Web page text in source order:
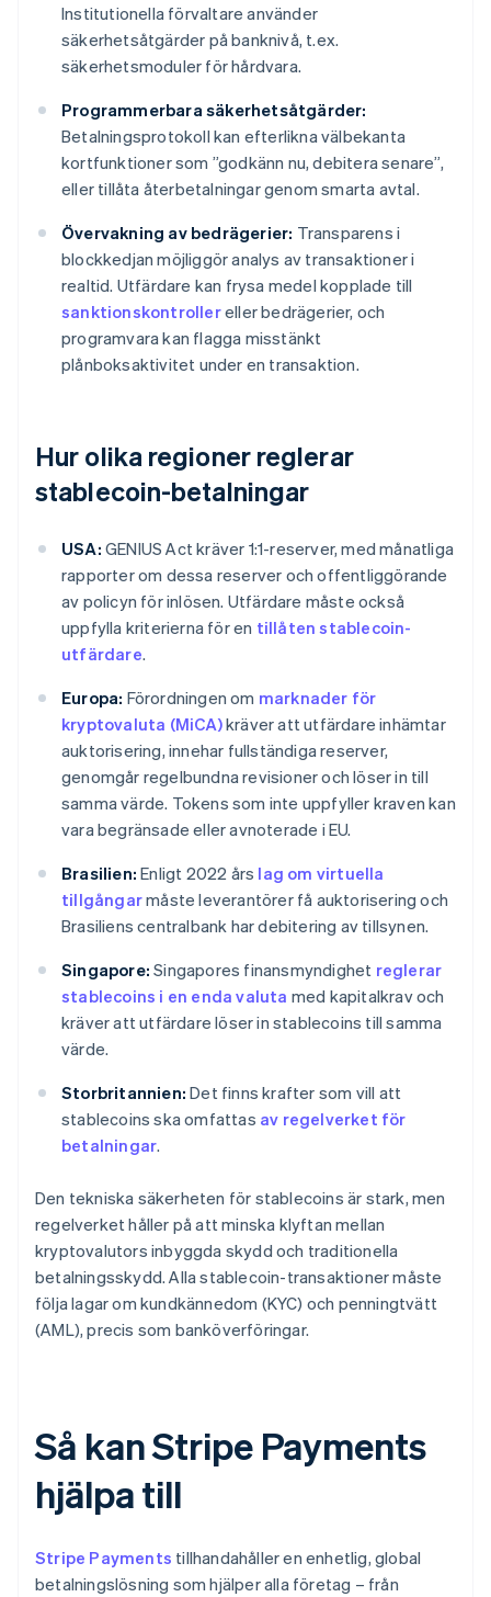
Institutionella förvaltare använder
säkerhetsåtgärder på banknivå, t.ex.
säkerhetsmoduler för hårdvara.
Programmerbara säkerhetsåtgärder:
Betalningsprotokoll kan efterlikna välbekanta
kortfunktioner som ”godkänn nu, debitera senare”,
eller tillåta återbetalningar genom smarta avtal.
Övervakning av bedrägerier: Transparens i
blockkedjan möjliggör analys av transaktioner i
realtid. Utfärdare kan frysa medel kopplade till
sanktionskontrollereller bedrägerier, och
programvara kan flagga misstänkt
plånboksaktivitet under en transaktion.
Hur olika regioner reglerar
stablecoin-betalningar
USA: GENIUS Act kräver 1:1-reserver, med månatliga
rapporter om dessa reserver och offentliggörande
av policyn för inlösen. Utfärdare måste också
uppfylla kriterierna för en tillåten stablecoin-
utfärdare.
Europa: Förordningen om marknader för
kryptovaluta (MiCA)kräver att utfärdare inhämtar
auktorisering, innehar fullständiga reserver,
genomgår regelbundna revisioner och löser in till
samma värde. Tokens som inte uppfyller kraven kan
vara begränsade eller avnoterade i EU.
Brasilien: Enligt 2022 års lag om virtuella
tillgångarmåste leverantörer få auktorisering och
Brasiliens centralbank har debitering av tillsynen.
Singapore: Singapores finansmyndighet reglerar
stablecoins i en enda valuta med kapitalkrav och
kräver att utfärdare löser in stablecoins till samma
värde.
Storbritannien: Det finns krafter som vill att
stablecoins ska omfattas av regelverket för
betalningar.
Den tekniska säkerheten för stablecoins är stark, men
regelverket håller på att minska klyftan mellan
kryptovalutors inbyggda skydd och traditionella
betalningsskydd. Alla stablecoin-transaktioner måste
följa lagar om kundkännedom (KYC) och penningtvätt
(AML), precis som banköverföringar.
Så kan Stripe Payments
hjälpa till
Stripe Payments tillhandahåller en enhetlig, global
betalningslösning som hjälper alla företag – från